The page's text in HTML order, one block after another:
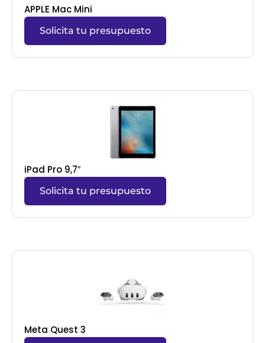
APPLE Mac Mini
Solicita tu presupuesto
iPad Pro 9,7″
Solicita tu presupuesto
Meta Quest 3